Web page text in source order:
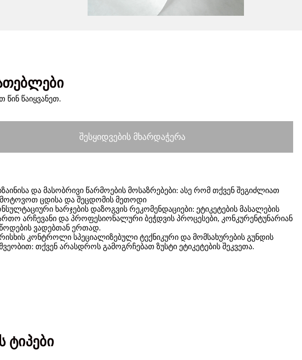
წინ წაიყვანეთ.
შესყიდვების მხარდაჭერა
და მასობრივი წარმოების მოსაზრებები: ასე რომ თქვენ შეგიძლიათ
ცდისა და შეცდომის მეთოდი
ხარჯების დაზოგვის რეკომენდაციები: ეტიკეტების მასალების
არჩევანი და პროფესიონალური ბეჭდვის პროცესები, კონკურენტუნარიან
ვადებთან ერთად.
კონტროლი სპეციალიზებული ტექნიკური და მომსახურების გუნდის
თქვენ არასდროს გამოგრჩებათ ზუსტი ეტიკეტების შეკვეთა.
ტიპები